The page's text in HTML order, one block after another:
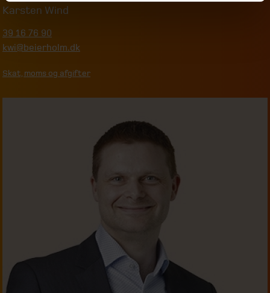
Karsten Wind
39 16 76 90
kwi@beierholm.dk
Skat, moms og afgifter